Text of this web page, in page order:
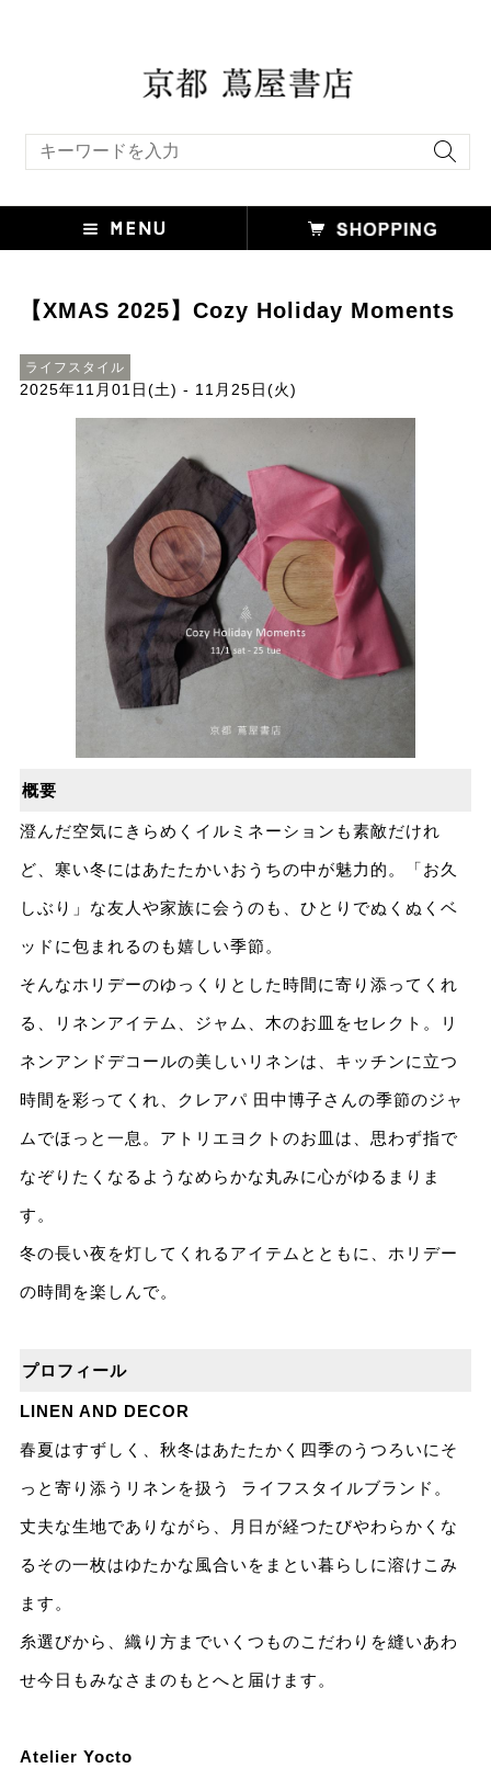
【XMAS 2025】Cozy Holiday Moments
ライフスタイル
2025年11月01日(土) - 11月25日(火)
概要
澄んだ空気にきらめくイルミネーションも素敵だけれ
ど、寒い冬にはあたたかいおうちの中が魅力的。「お久
しぶり」な友人や家族に会うのも、ひとりでぬくぬくベ
ッドに包まれるのも嬉しい季節。
そんなホリデーのゆっくりとした時間に寄り添ってくれ
る、リネンアイテム、ジャム、木のお皿をセレクト。リ
ネンアンドデコールの美しいリネンは、キッチンに立つ
時間を彩ってくれ、クレアパ 田中博子さんの季節のジャ
ムでほっと一息。アトリエヨクトのお皿は、思わず指で
なぞりたくなるようなめらかな丸みに心がゆるまりま
す。
冬の長い夜を灯してくれるアイテムとともに、ホリデー
の時間を楽しんで。
プロフィール
LINEN AND DECOR
春夏はすずしく、秋冬はあたたかく四季のうつろいにそ
っと寄り添うリネンを扱う ライフスタイルブランド。​
丈夫な生地でありながら、月日が経つたびやわらかくな
るその一枚はゆたかな風合いをまとい暮らしに溶けこみ
ます。​
糸選びから、織り方までいくつものこだわりを縫いあわ
せ今日もみなさまのもとへと届けます。​
Atelier Yocto​